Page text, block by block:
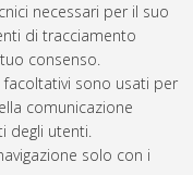
necessari per il suo
di tracciamento
consenso.
sono usati per
comunicazione
degli utenti.
solo con i
[Laurea magistrale],
in Informatica [LM-
Aug 8 21:04:25 2026
CEST